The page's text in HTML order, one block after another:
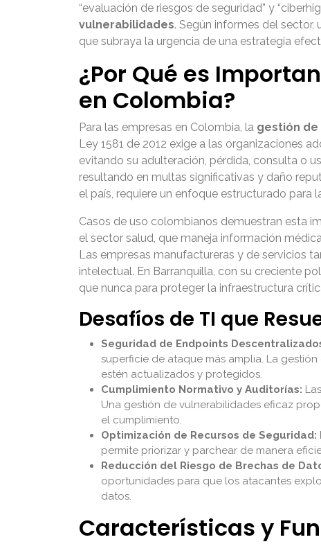
“evaluación de riesgos de seguridad” y
vulnerabilidades. Según informes del
que subraya la urgencia de una estrategia
¿Por Qué es
en Colombia?
Para las empresas en Colombia, la gestión
Ley 1581 de 2012 exige a las organizaciones
evitando su adulteración, pérdida, consulta o
resultando en multas significativas y daño
el país, requiere un enfoque estructurado para
Casos de uso colombianos demuestran esta
el sector salud, que maneja información
Las empresas manufactureras y de servicios
intelectual. En Barranquilla, con su creciente
que nunca para proteger la infraestructura
Desafíos de TI que
Seguridad de Endpoints
superficie de ataque más amplia. La
estén actualizados y protegidos.
Cumplimiento Normativo y Auditorías:
Una gestión de vulnerabilidades eficaz
el cumplimiento.
Optimización de Recursos de Seguridad:
permite priorizar y parchear de manera
Reducción del Riesgo de Brechas de
oportunidades para que los atacantes
datos.
Características y